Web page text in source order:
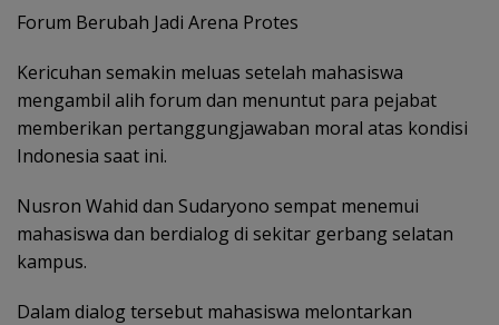
Forum Berubah Jadi Arena Protes
Kericuhan semakin meluas setelah mahasiswa
mengambil alih forum dan menuntut para pejabat
memberikan pertanggungjawaban moral atas kondisi
Indonesia saat ini.
Nusron Wahid dan Sudaryono sempat menemui
mahasiswa dan berdialog di sekitar gerbang selatan
kampus.
Dalam dialog tersebut mahasiswa melontarkan